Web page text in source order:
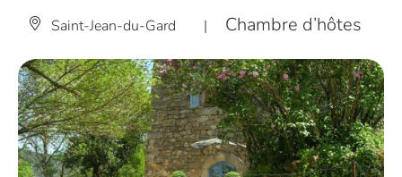
Saint-Jean-du-Gard | Chambre d’hôtes